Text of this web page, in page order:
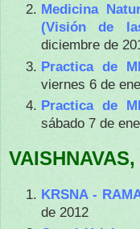
Medicina
(Visión de
diciembre de
Practica de
viernes 6 de
Practica de
sábado 7 de
KRSNA -
de 2012